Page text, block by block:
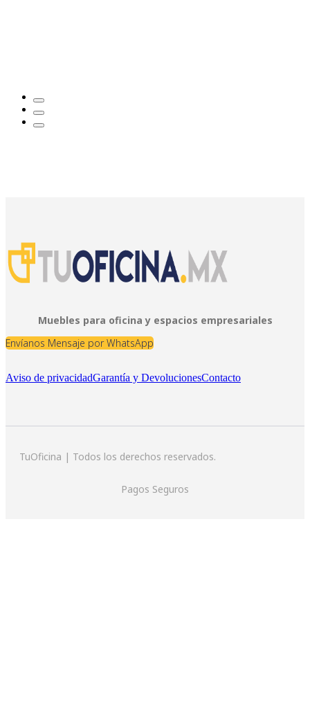
Muebles para oficina y espacios empresariales
Envíanos Mensaje por WhatsApp
Aviso de privacidadGarantía y DevolucionesContacto
TuOficina | Todos los derechos reservados.
Pagos Seguros